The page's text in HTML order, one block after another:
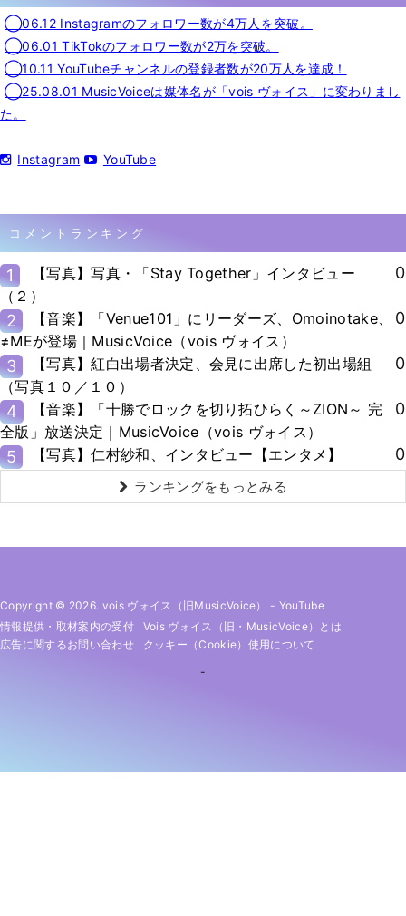
◯06.12 Instagramのフォロワー数が4万人を突破。
◯06.01 TikTokのフォロワー数が2万を突破。
◯10.11 YouTubeチャンネルの登録者数が20万人を達成！
◯25.08.01 MusicVoiceは媒体名が「vois ヴォイス」に変わりまし
た。
Instagram YouTube
コメントランキング
1
【写真】写真・「Stay Together」インタビュー
（２）
0
2
【音楽】「Venue101」にリーダーズ、Omoinotake、
≠MEが登場｜MusicVoice（vois ヴォイス）
0
3
【写真】紅白出場者決定、会見に出席した初出場組
（写真１０／１０）
0
4
【音楽】「十勝でロックを切り拓ひらく～ZION～ 完
全版」放送決定｜MusicVoice（vois ヴォイス）
0
5 【写真】仁村紗和、インタビュー【エンタメ】 0
ランキングをもっとみる
Copyright © 2026. vois ヴォイス（旧MusicVoice） - YouTube
情報提供・取材案内の受付
Vois ヴォイス（旧・MusicVoice）とは
広告に関するお問い合わせ
クッキー（cookie）使用について
-